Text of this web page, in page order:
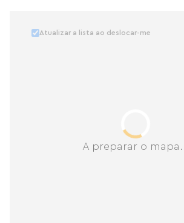
A preparar o mapa...
Atualizar a lista ao deslocar-me